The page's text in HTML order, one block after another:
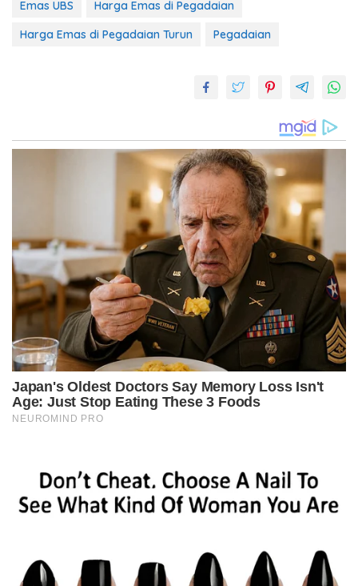
Emas UBS
Harga Emas di Pegadaian
Harga Emas di Pegadaian Turun
Pegadaian